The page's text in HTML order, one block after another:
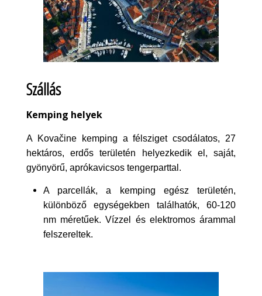
Szállás
Kemping helyek
A Kovačine kemping a félsziget csodálatos, 27
hektáros, erdős területén helyezkedik el, saját,
gyönyörű, aprókavicsos tengerparttal.
A parcellák, a kemping egész területén,
különböző egységekben találhatók, 60-120
nm méretűek. Vízzel és elektromos árammal
felszereltek.